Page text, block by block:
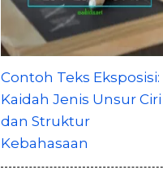
Contoh Teks Eksposisi:
Kaidah Jenis Unsur Ciri
dan Struktur
Kebahasaan